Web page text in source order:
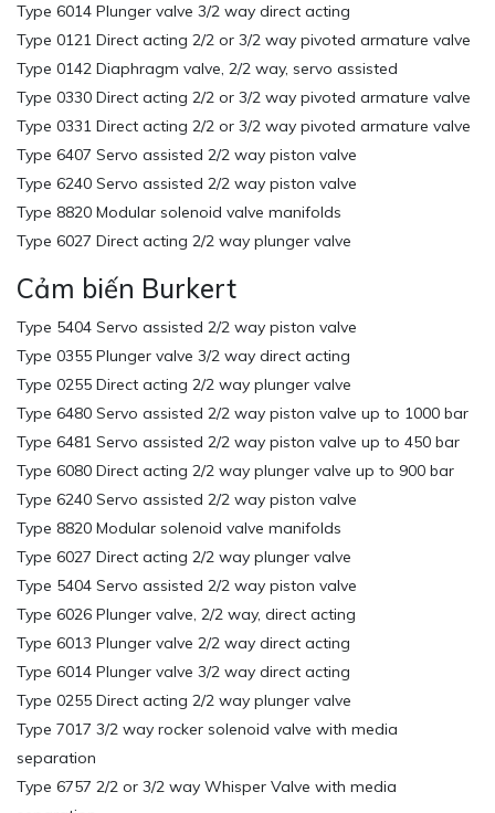
Type 6014 Plunger valve 3/2 way direct acting
Type 0121 Direct acting 2/2 or 3/2 way pivoted armature valve
Type 0142 Diaphragm valve, 2/2 way, servo assisted
Type 0330 Direct acting 2/2 or 3/2 way pivoted armature valve
Type 0331 Direct acting 2/2 or 3/2 way pivoted armature valve
Type 6407 Servo assisted 2/2 way piston valve
Type 6240 Servo assisted 2/2 way piston valve
Type 8820 Modular solenoid valve manifolds
Type 6027 Direct acting 2/2 way plunger valve
Cảm biến Burkert
Type 5404 Servo assisted 2/2 way piston valve
Type 0355 Plunger valve 3/2 way direct acting
Type 0255 Direct acting 2/2 way plunger valve
Type 6480 Servo assisted 2/2 way piston valve up to 1000 bar
Type 6481 Servo assisted 2/2 way piston valve up to 450 bar
Type 6080 Direct acting 2/2 way plunger valve up to 900 bar
Type 6240 Servo assisted 2/2 way piston valve
Type 8820 Modular solenoid valve manifolds
Type 6027 Direct acting 2/2 way plunger valve
Type 5404 Servo assisted 2/2 way piston valve
Type 6026 Plunger valve, 2/2 way, direct acting
Type 6013 Plunger valve 2/2 way direct acting
Type 6014 Plunger valve 3/2 way direct acting
Type 0255 Direct acting 2/2 way plunger valve
Type 7017 3/2 way rocker solenoid valve with media
separation
Type 6757 2/2 or 3/2 way Whisper Valve with media